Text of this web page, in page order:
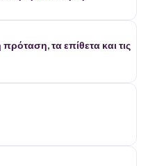
πρόταση, τα επίθετα και τις